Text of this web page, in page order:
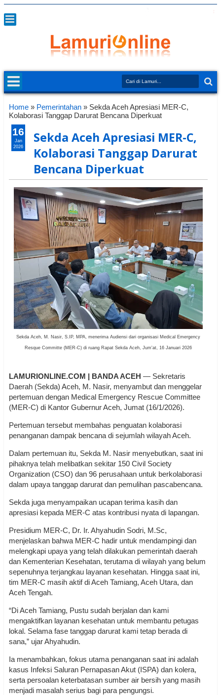
Home » Pemerintahan » Sekda Aceh Apresiasi MER-C,
Kolaborasi Tanggap Darurat Bencana Diperkuat
Sekda Aceh Apresiasi MER-C,
Kolaborasi Tanggap Darurat
Bencana Diperkuat
Sekda Aceh, M. Nasir, S.IP, MPA, menerima Audiensi dari organisasi Medical Emergency
Resque Committe (MER-C) di ruang Rapat Sekda Aceh, Jum'at, 16 Januari 2026
LAMURIONLINE.COM | BANDA ACEH — Sekretaris
Daerah (Sekda) Aceh, M. Nasir, menyambut dan menggelar
pertemuan dengan Medical Emergency Rescue Committee
(MER-C) di Kantor Gubernur Aceh, Jumat (16/1/2026).
Pertemuan tersebut membahas penguatan kolaborasi
penanganan dampak bencana di sejumlah wilayah Aceh.
Dalam pertemuan itu, Sekda M. Nasir menyebutkan, saat ini
pihaknya telah melibatkan sekitar 150 Civil Society
Organization (CSO) dan 96 perusahaan untuk berkolaborasi
dalam upaya tanggap darurat dan pemulihan pascabencana.
Sekda juga menyampaikan ucapan terima kasih dan
apresiasi kepada MER-C atas kontribusi nyata di lapangan.
Presidium MER-C, Dr. Ir. Ahyahudin Sodri, M.Sc,
menjelaskan bahwa MER-C hadir untuk mendampingi dan
melengkapi upaya yang telah dilakukan pemerintah daerah
dan Kementerian Kesehatan, terutama di wilayah yang belum
sepenuhnya terjangkau layanan kesehatan. Hingga saat ini,
tim MER-C masih aktif di Aceh Tamiang, Aceh Utara, dan
Aceh Tengah.
“Di Aceh Tamiang, Pustu sudah berjalan dan kami
mengaktifkan layanan kesehatan untuk membantu petugas
lokal. Selama fase tanggap darurat kami tetap berada di
sana,” ujar Ahyahudin.
Ia menambahkan, fokus utama penanganan saat ini adalah
kasus Infeksi Saluran Pernapasan Akut (ISPA) dan kolera,
serta persoalan keterbatasan sumber air bersih yang masih
menjadi masalah serius bagi para pengungsi.
16
Jan
2026